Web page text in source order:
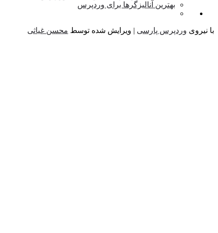
آنالیزگرها برای وردپرس
پارسی| ویرایش شده توسطمحسن غیاثی